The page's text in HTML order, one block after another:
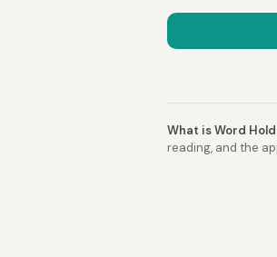
What is Word
reading, and the